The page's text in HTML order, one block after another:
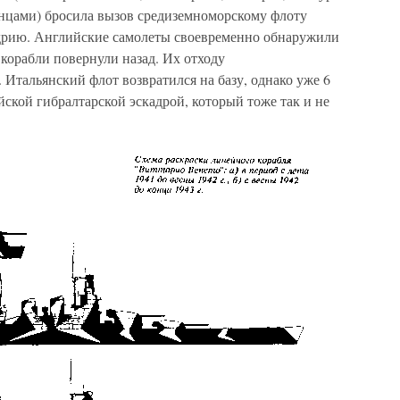
бросила вызов средиземноморскому флоту
Английские самолеты своевременно обнаружили
повернули назад. Их отходу
флот возвратился на базу, однако уже 6
гибралтарской эскадрой, который тоже так и не